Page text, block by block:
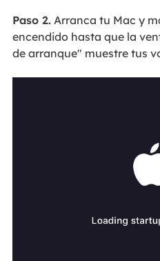
Paso 2.Arranca tu Mac y
encendido hasta que la
de arranque" muestre tus